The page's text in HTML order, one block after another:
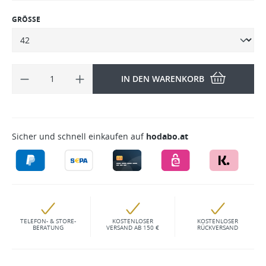
GRÖSSE
IN DEN WARENKORB
Sicher und schnell einkaufen auf hodabo.at
TELEFON- & STORE-
BERATUNG
KOSTENLOSER
VERSAND AB 150 €
KOSTENLOSER
RÜCKVERSAND